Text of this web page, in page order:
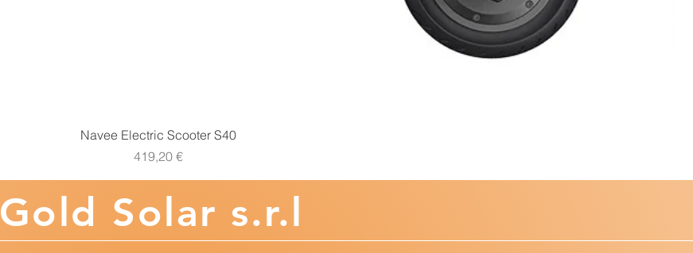
Vista rapida
Navee Electric Scooter S40
Prezzo
419,20 €
Gold Solar s.r.l